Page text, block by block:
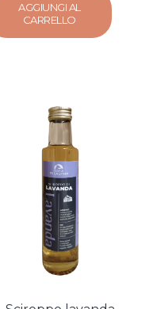
AGGIUNGI AL
CARRELLO